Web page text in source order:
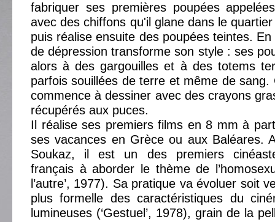
fabriquer ses premières poupées
avec des chiffons qu'il glane dans le
puis réalise ensuite des poupées teintes.
de dépression transforme son style : ses
alors à des gargouilles et à des totems
parfois souillées de terre et même de sang.
commence à dessiner avec des crayons
récupérés aux puces.
Il réalise ses premiers films en 8 mm à
ses vacances en Grèce ou aux Baléares.
Soukaz, il est un des premiers
français à aborder le thème de
l’autre’, 1977). Sa pratique va évoluer soit
plus formelle des caractéristiques du
lumineuses (‘Gestuel’, 1978), grain de la